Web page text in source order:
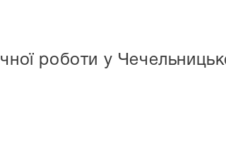
роботи у